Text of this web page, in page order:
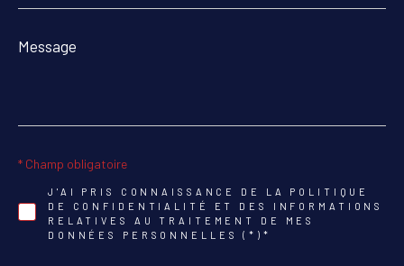
Message
*
J'AI PRIS CONNAISSANCE DE LA POLITIQUE
DE CONFIDENTIALITÉ ET DES INFORMATIONS
RELATIVES AU TRAITEMENT DE MES
DONNÉES PERSONNELLES (*)*
* Champ obligatoire